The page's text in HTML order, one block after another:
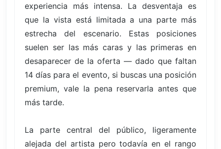
experiencia más intensa. La desventaja es
que la vista está limitada a una parte más
estrecha del escenario. Estas posiciones
suelen ser las más caras y las primeras en
desaparecer de la oferta — dado que faltan
14 días para el evento, si buscas una posición
premium, vale la pena reservarla antes que
más tarde.
La parte central del público, ligeramente
alejada del artista pero todavía en el rango